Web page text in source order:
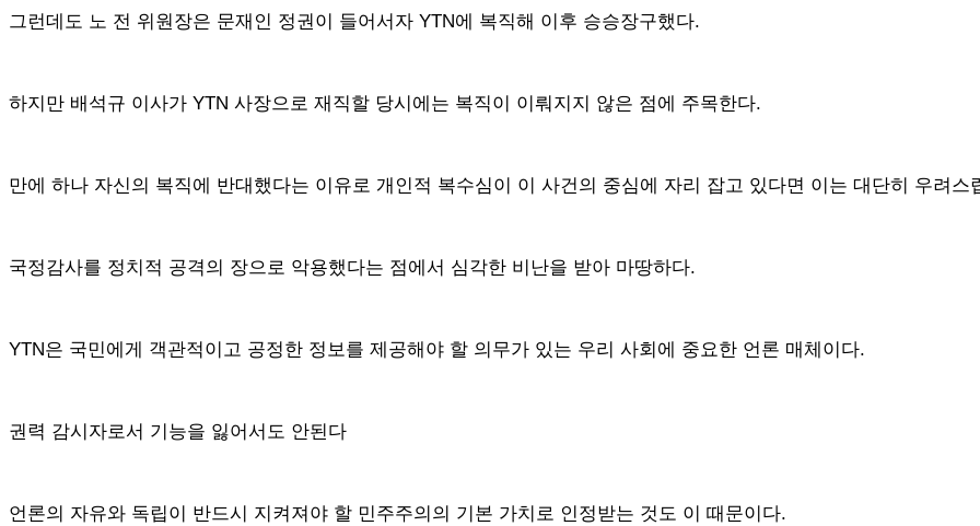
그런데도 노 전 위원장은 문재인 정권이 들어서자 YTN에 복직해 이후 승승장구했다.
하지만 배석규 이사가 YTN 사장으로 재직할 당시에는 복직이 이뤄지지 않은 점에 주목한다.
만에 하나 자신의 복직에 반대했다는 이유로 개인적 복수심이 이 사건의 중심에 자리 잡고 있다면 이는 대단히 우려스
국정감사를 정치적 공격의 장으로 악용했다는 점에서 심각한 비난을 받아 마땅하다.
YTN은 국민에게 객관적이고 공정한 정보를 제공해야 할 의무가 있는 우리 사회에 중요한 언론 매체이다.
권력 감시자로서 기능을 잃어서도 안된다
언론의 자유와 독립이 반드시 지켜져야 할 민주주의의 기본 가치로 인정받는 것도 이 때문이다.